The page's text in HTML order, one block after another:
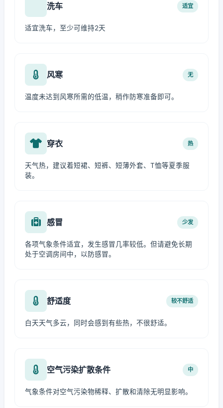
洗车 适宜
适宜洗车，至少可维持2天
风寒 无
温度未达到风寒所需的低温，稍作防寒准备即可。
穿衣 热
天气热，建议着短裙、短裤、短薄外套、T恤等夏季服
装。
感冒 少发
各项气象条件适宜，发生感冒几率较低。但请避免长期
处于空调房间中，以防感冒。
舒适度 较不舒适
白天天气多云，同时会感到有些热，不很舒适。
空气污染扩散条件 中
气象条件对空气污染物稀释、扩散和清除无明显影响。